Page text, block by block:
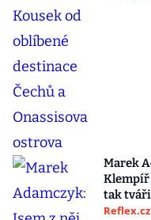
Marek
Klempíř
tak
Reflex.cz